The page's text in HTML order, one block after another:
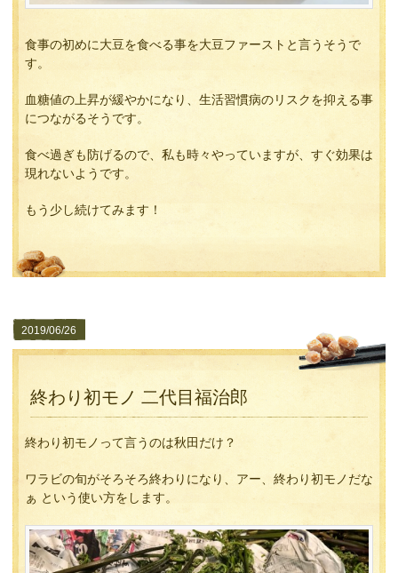
食事の初めに大豆を食べる事を大豆ファーストと言うそうで
す。
血糖値の上昇が緩やかになり、生活習慣病のリスクを抑える事
につながるそうです。
食べ過ぎも防げるので、私も時々やっていますが、すぐ効果は
現れないようです。
もう少し続けてみます！
2019/06/26
終わり初モノ 二代目福治郎
終わり初モノって言うのは秋田だけ？
ワラビの旬がそろそろ終わりになり、アー、終わり初モノだな
ぁ という使い方をします。